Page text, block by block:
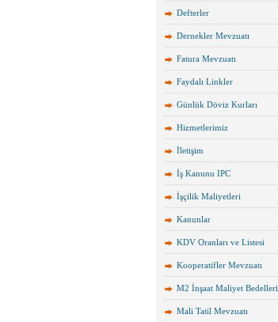
Defterler
Dernekler Mevzuatı
Fatura Mevzuatı
Faydalı Linkler
Günlük Döviz Kurları
Hizmetlerimiz
İletişim
İş Kanunu IPC
İşçilik Maliyetleri
Kanunlar
KDV Oranları ve Listesi
Kooperatifler Mevzuatı
M2 İnşaat Maliyet Bedelleri
Mali Tatil Mevzuatı